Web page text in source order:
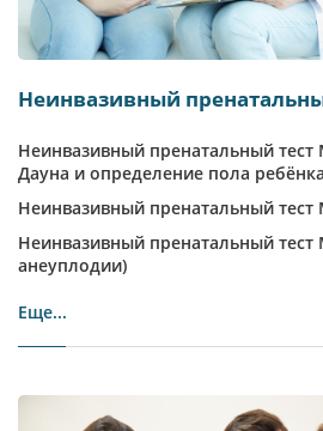
Неинвазивный
Неинвазивный пренатальный тест
Дауна и определение пола
Неинвазивный пренатальный тест
Неинвазивный пренатальный тест
анеуплодии)
Еще...